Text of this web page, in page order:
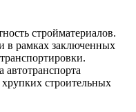
стройматериалов.
в рамках заключенных
строительных